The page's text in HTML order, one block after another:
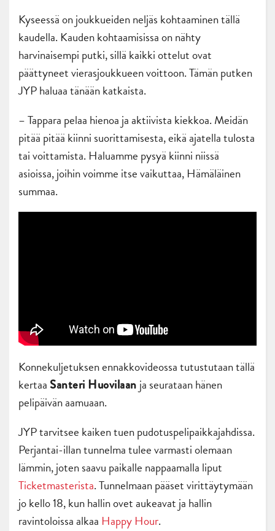
Kyseessä on joukkueiden neljäs kohtaaminen tällä
kaudella. Kauden kohtaamisissa on nähty
harvinaisempi putki, sillä kaikki ottelut ovat
päättyneet vierasjoukkueen voittoon. Tämän putken
JYP haluaa tänään katkaista.
– Tappara pelaa hienoa ja aktiivista kiekkoa. Meidän
pitää pitää kiinni suorittamisesta, eikä ajatella tulosta
tai voittamista. Haluamme pysyä kiinni niissä
asioissa, joihin voimme itse vaikuttaa, Hämäläinen
summaa.
Konnekuljetuksen ennakkovideossa tutustutaan tällä
kertaa Santeri Huovilaan ja seurataan hänen
pelipäivän aamuaan.
JYP tarvitsee kaiken tuen pudotuspelipaikkajahdissa.
Perjantai-illan tunnelma tulee varmasti olemaan
lämmin, joten saavu paikalle nappaamalla liput
Ticketmasterista. Tunnelmaan pääset virittäytymään
jo kello 18, kun hallin ovet aukeavat ja hallin
ravintoloissa alkaa Happy Hour.